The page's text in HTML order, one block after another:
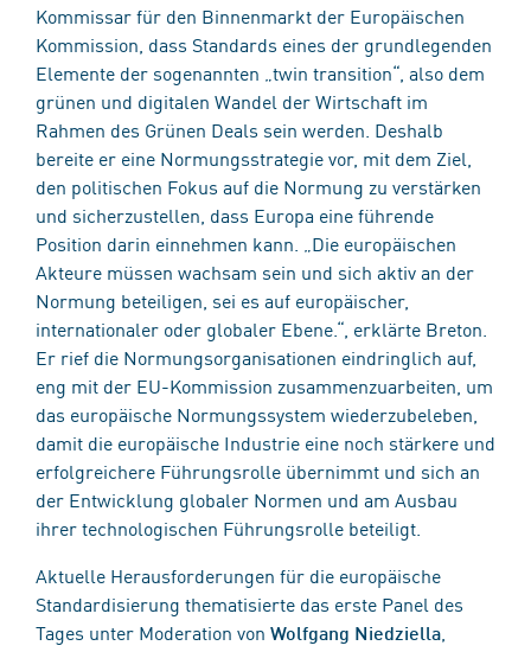
Kommissar für den Binnenmarkt der Europäischen
Kommission, dass Standards eines der grundlegenden
Elemente der sogenannten „twin transition“, also dem
grünen und digitalen Wandel der Wirtschaft im
Rahmen des Grünen Deals sein werden. Deshalb
bereite er eine Normungsstrategie vor, mit dem Ziel,
den politischen Fokus auf die Normung zu verstärken
und sicherzustellen, dass Europa eine führende
Position darin einnehmen kann. „Die europäischen
Akteure müssen wachsam sein und sich aktiv an der
Normung beteiligen, sei es auf europäischer,
internationaler oder globaler Ebene.“, erklärte Breton.
Er rief die Normungsorganisationen eindringlich auf,
eng mit der EU-Kommission zusammenzuarbeiten, um
das europäische Normungssystem wiederzubeleben,
damit die europäische Industrie eine noch stärkere und
erfolgreichere Führungsrolle übernimmt und sich an
der Entwicklung globaler Normen und am Ausbau
ihrer technologischen Führungsrolle beteiligt.
Aktuelle Herausforderungen für die europäische
Standardisierung thematisierte das erste Panel des
Tages unter Moderation von Wolfgang Niedziella